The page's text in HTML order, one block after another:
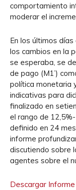
comportamiento
moderar el
En los últimos
los cambios en la
se esperaba, se
de pago (M1’)
política monetaria
indicativas para
finalizado en
el rango de
definido en 24
informe
discutiendo sobre
agentes sobre el
Descargar